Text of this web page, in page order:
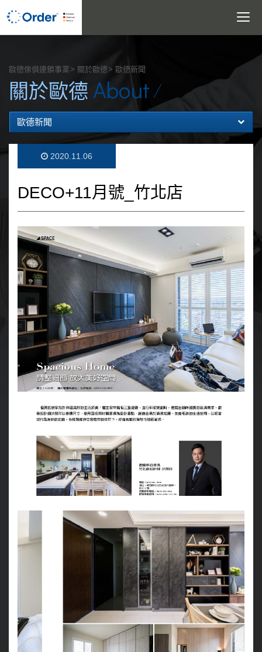
Toggle
歐德傢俱連鎖事業 關於歐德 歐德新聞
關於歐德 About
歐德新聞
2020.11.06
DECO+11月號_竹北店